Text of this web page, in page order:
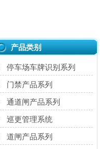
产品类别
停车场车牌识别系列
门禁产品系列
通道闸产品系列
巡更管理系统
道闸产品系列